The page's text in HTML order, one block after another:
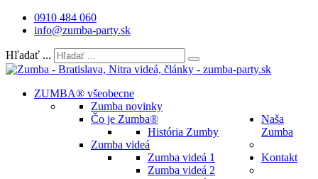
0910 484 060
info@zumba-party.sk
Hľadať ...
ZUMBA® všeobecne
Zumba novinky
Čo je Zumba®
História Zumby
Zumba videá
Zumba videá 1
Zumba videá 2
Naša
Zumba
Kontakt